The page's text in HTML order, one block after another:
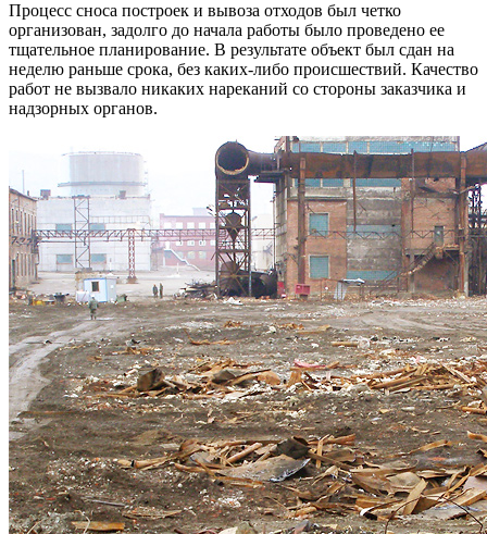
Процесс сноса построек и вывоза отходов был четко
организован, задолго до начала работы было проведено ее
тщательное планирование. В результате объект был сдан на
неделю раньше срока, без каких-либо происшествий. Качество
работ не вызвало никаких нареканий со стороны заказчика и
надзорных органов.